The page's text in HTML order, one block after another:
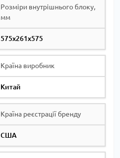
Розміри внутрішнього блоку,
мм
575х261х575
Країна виробник
Китай
Країна реєстрації бренду
США